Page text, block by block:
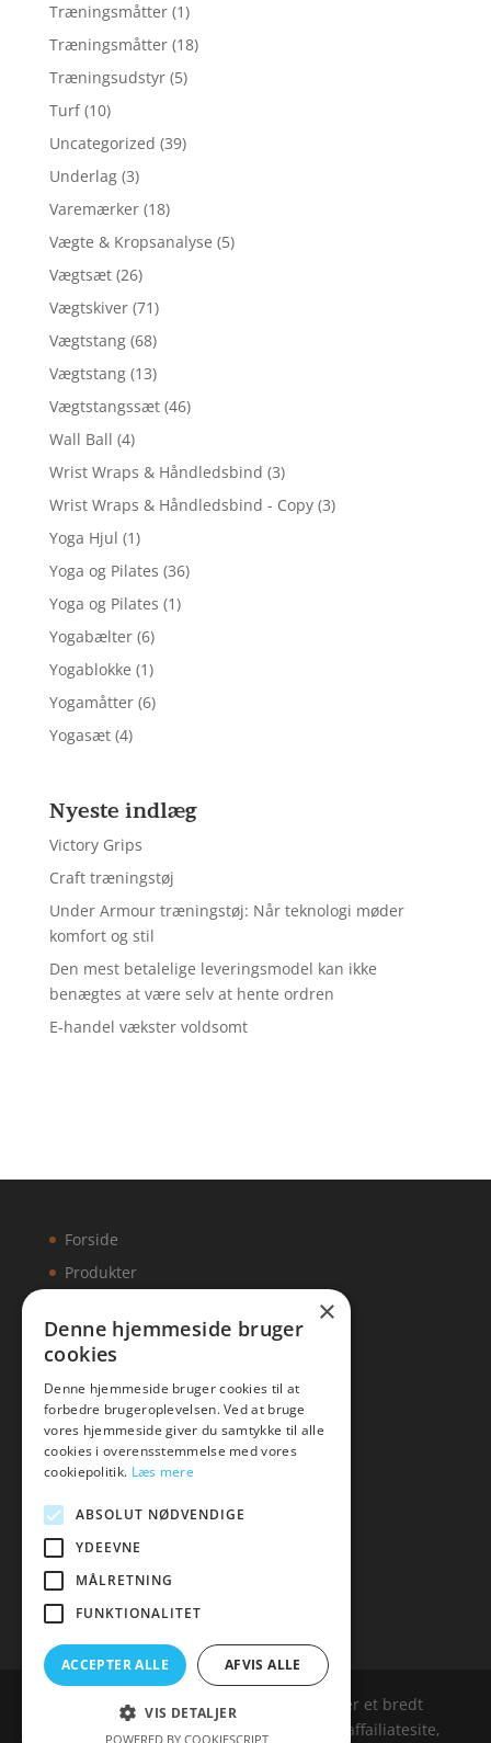
Træningsmåtter (1)
Træningsmåtter (18)
Træningsudstyr (5)
Turf (10)
Uncategorized (39)
Underlag (3)
Varemærker (18)
Vægte & Kropsanalyse (5)
Vægtsæt (26)
Vægtskiver (71)
Vægtstang (68)
Vægtstang (13)
Vægtstangssæt (46)
Wall Ball (4)
Wrist Wraps & Håndledsbind (3)
Wrist Wraps & Håndledsbind - Copy (3)
Yoga Hjul (1)
Yoga og Pilates (36)
Yoga og Pilates (1)
Yogabælter (6)
Yogablokke (1)
Yogamåtter (6)
Yogasæt (4)
Nyeste indlæg
Victory Grips
Craft træningstøj
Under Armour træningstøj: Når teknologi møder
komfort og stil
Den mest betalelige leveringsmodel kan ikke
benægtes at være selv at hente ordren
E-handel vækster voldsomt
Forside
Produkter
Artikler
Malawigruppen
Mail:hej@malawigruppen.dk
Malawigruppen.dk er siden, der samler et bredt
udvalg af spændende varer. Siden er et affailiatesite,
×
Denne hjemmeside bruger
cookies
Denne hjemmeside bruger cookies til at
forbedre brugeroplevelsen. Ved at bruge
vores hjemmeside giver du samtykke til alle
cookies i overensstemmelse med vores
cookiepolitik. Læs mere
ABSOLUT NØDVENDIGE
YDEEVNE
MÅLRETNING
FUNKTIONALITET
ACCEPTER ALLE AFVIS ALLE
VIS DETALJER
POWERED BY COOKIESCRIPT